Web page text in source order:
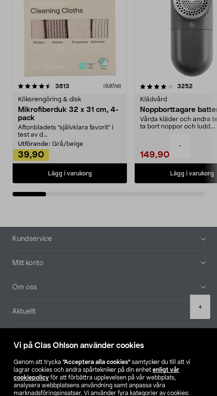
Vi på Clas Ohlson använder cookies
Genom att trycka ”Acceptera alla cookies” samtycker du till att vi
lagrar cookies och andra spårtekniker på din enhet enligt vår
cookiepolicy för att förbättra upplevelsen på vår webbplats,
analysera webbplatsens användning samt anpassa våra
marknadsföringsinsatser. Vi använder fyra kategorier av cookies:
-
+
3813 (9,97/st)
Köksrengöring & disk
Mikrofiberduk 32 x 31 cm, 4-
pack
Aftonbladets "självklara favorit” i
test av d...
Utförande: Grå/beige
39,90
Lägg i varukorg
4.0av 5 stjärnor 3252
Klädvård
Noppborttagare
Vårda kläder och andra
ta bort noppor och ludd.
149,90
Lägg i varukorg
4.5av 5 stjärnor
Sidfot
Kundservice
Mitt konto
Om oss
Aktuellt
Hitta butik
SE NO FI